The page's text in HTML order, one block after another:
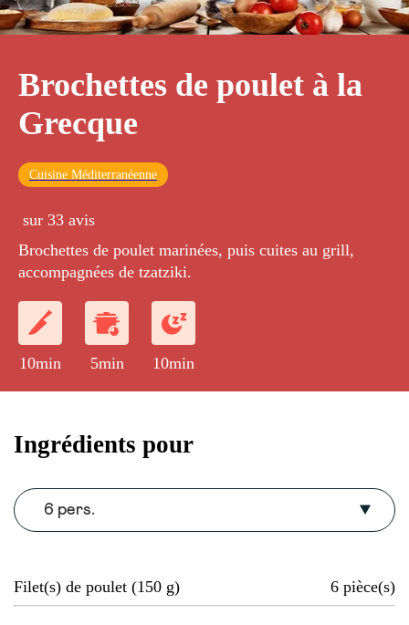
Brochettes de poulet à la
Grecque
Cuisine Méditerranéenne
sur 33 avis
Brochettes de poulet marinées, puis cuites au grill,
accompagnées de tzatziki.
10min 5min 10min
Ingrédients pour
6 pers.
Filet(s) de poulet (150 g) 6 pièce(s)